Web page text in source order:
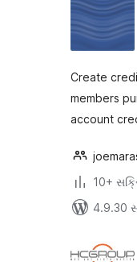
Create
members
account
10+
4.9.30